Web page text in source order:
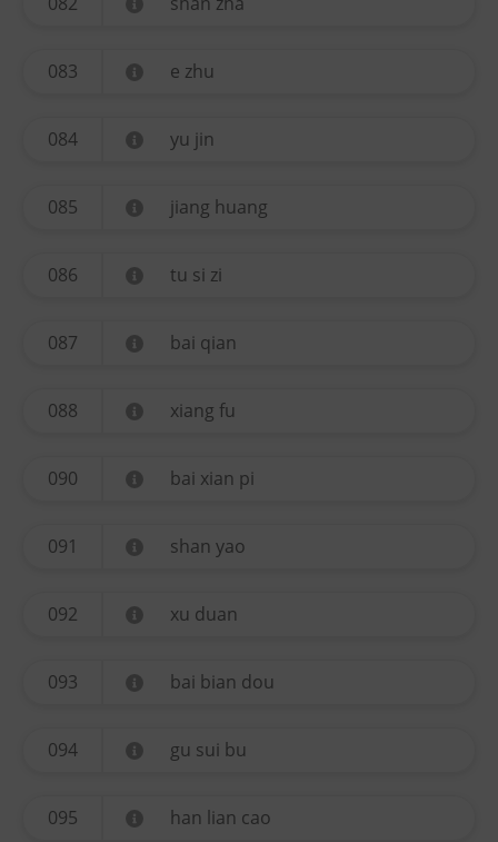
083 e zhu
084 yu jin
085 jiang huang
086 tu si zi
087 bai qian
088 xiang fu
090 bai xian pi
091 shan yao
092 xu duan
093 bai bian dou
094 gu sui bu
095 han lian cao